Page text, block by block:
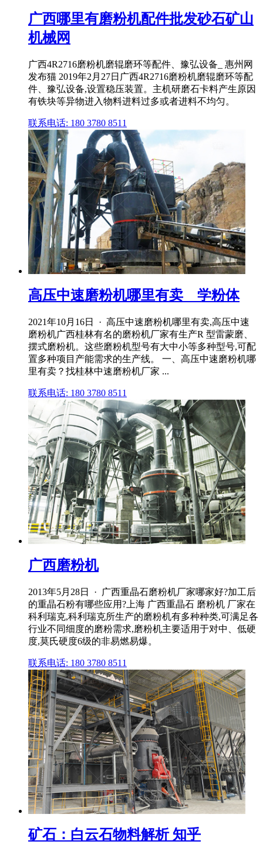
广西哪里有磨粉机配件批发砂石矿山
机械网
广西4R2716磨粉机磨辊磨环等配件、豫弘设备_ 惠州网
发布猫 2019年2月27日广西4R2716磨粉机磨辊磨环等配
件、豫弘设备,设置稳压装置。主机研磨石卡料产生原因
有铁块等异物进入物料进料过多或者进料不均匀。
联系电话: 180 3780 8511
高压中速磨粉机哪里有卖 _ 学粉体
2021年10月16日 · 高压中速磨粉机哪里有卖,高压中速
磨粉机广西桂林有名的磨粉机厂家有生产R 型雷蒙磨、
摆式磨粉机。这些磨粉机型号有大中小等多种型号,可配
置多种项目产能需求的生产线。 一、高压中速磨粉机哪
里有卖？找桂林中速磨粉机厂家 ...
联系电话: 180 3780 8511
广西磨粉机
2013年5月28日 · 广西重晶石磨粉机厂家哪家好?加工后
的重晶石粉有哪些应用?上海 广西重晶石 磨粉机 厂家在
科利瑞克,科利瑞克所生产的磨粉机有多种种类,可满足各
行业不同细度的磨粉需求,磨粉机主要适用于对中、低硬
度,莫氏硬度6级的非易燃易爆。
联系电话: 180 3780 8511
矿石：白云石物料解析 知乎